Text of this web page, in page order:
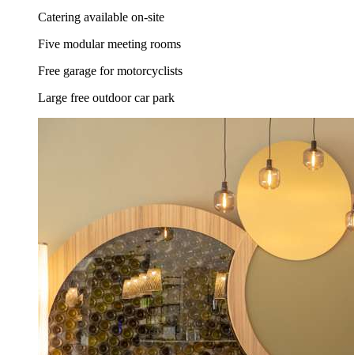
Catering available on-site
Five modular meeting rooms
Free garage for motorcyclists
Large free outdoor car park